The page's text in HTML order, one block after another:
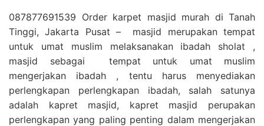
087877691539 Order karpet masjid murah di Tanah
Tinggi, Jakarta Pusat – masjid merupakan tempat
untuk umat muslim melaksanakan ibadah sholat ,
masjid sebagai tempat untuk umat muslim
mengerjakan ibadah , tentu harus menyediakan
perlengkapan perlengkapan ibadah, salah satunya
adalah kapret masjid, kapret masjid perupakan
perlengkapan yang paling penting dalam mengerjakan